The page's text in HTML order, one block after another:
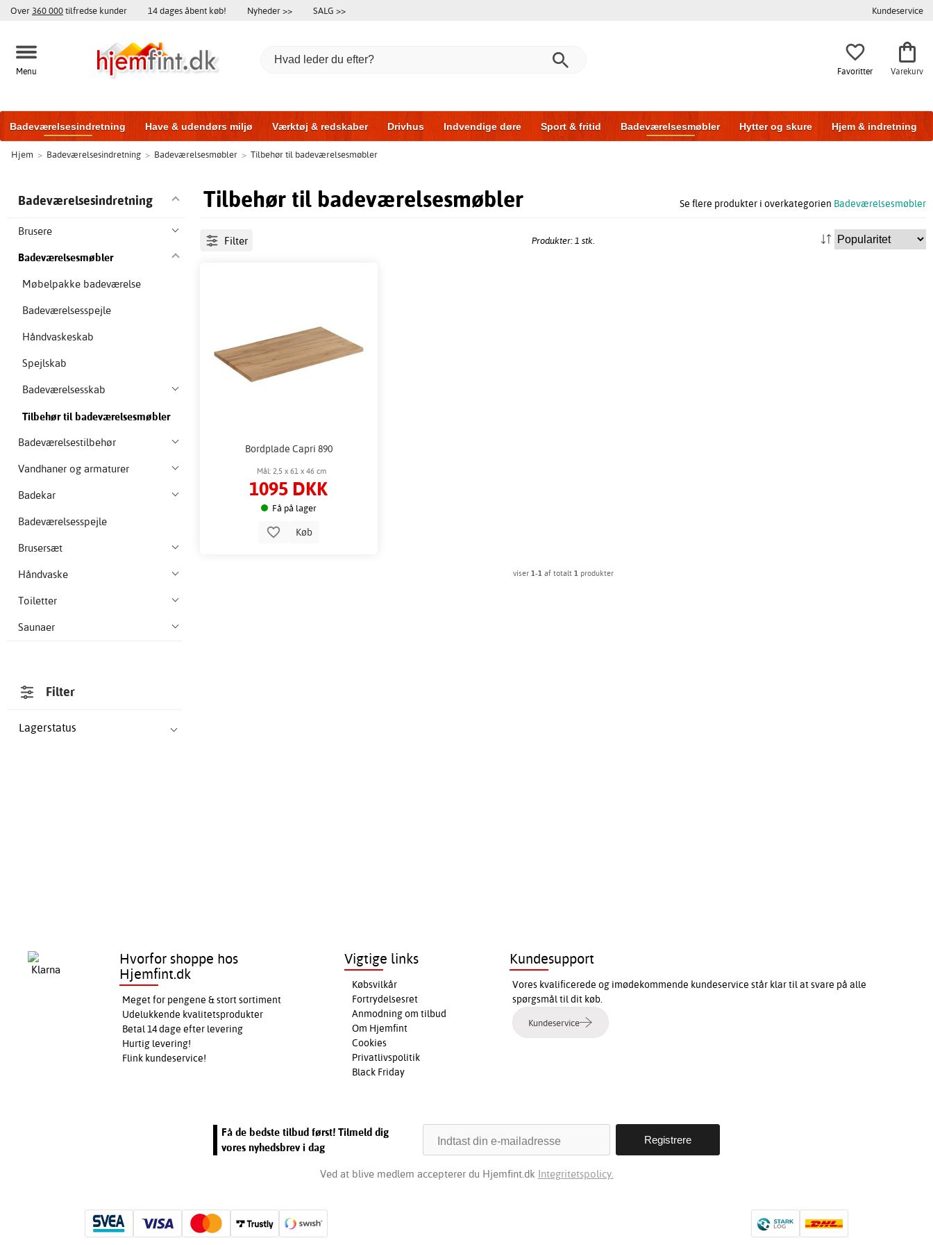
Over 360 000tilfredse kunder 14 dages åbent køb! Nyheder >> SALG >> Kundeservice
Menu Favoritter Varekurv
Badeværelsesindretning Have & udendørs miljø Værktøj & redskaber Drivhus Indvendige døre Sport & fritid Badeværelsesmøbler Hytter og skure Hjem & indretning
Træningsudstyr Yderdøre Vinduer Garageporte Bil & garage
Hjem > Badeværelsesindretning > Badeværelsesmøbler > Tilbehør til badeværelsesmøbler
Tilbehør til badeværelsesmøbler Se flere produkter i overkategorien Badeværelsesmøbler
Badeværelsesindretning
Brusere
Badeværelsesmøbler
Møbelpakke badeværelse
Badeværelsesspejle
Håndvaskeskab
Spejlskab
Badeværelsesskab
Tilbehør til badeværelsesmøbler
Badeværelsestilbehør
Vandhaner og armaturer
Badekar
Badeværelsesspejle
Brusersæt
Håndvaske
Toiletter
Saunaer
Filter
Lagerstatus
Filter Produkter: 1 stk.
Bordplade Capri 890
Mål: 2,5 x 61 x 46 cm
1095 DKK
Få på lager
Køb
viser 1-1af totalt 1produkter
Hvorfor shoppe hos
Hjemfint.dk
Meget for pengene & stort sortiment
Udelukkende kvalitetsprodukter
Betal 14 dage efter levering
Hurtig levering!
Flink kundeservice!
Vigtige links
Købsvilkår
Fortrydelsesret
Anmodning om tilbud
Om Hjemfint
Cookies
Privatlivspolitik
Black Friday
Kundesupport
Vores kvalificerede og imødekommende kundeservice står klar til at svare på alle
spørgsmål til dit køb.
Kundeservice
Få de bedste tilbud først! Tilmeld dig
vores nyhedsbrev i dag
Ved at blive medlem accepterer du Hjemfint.dk Integritetspolicy.